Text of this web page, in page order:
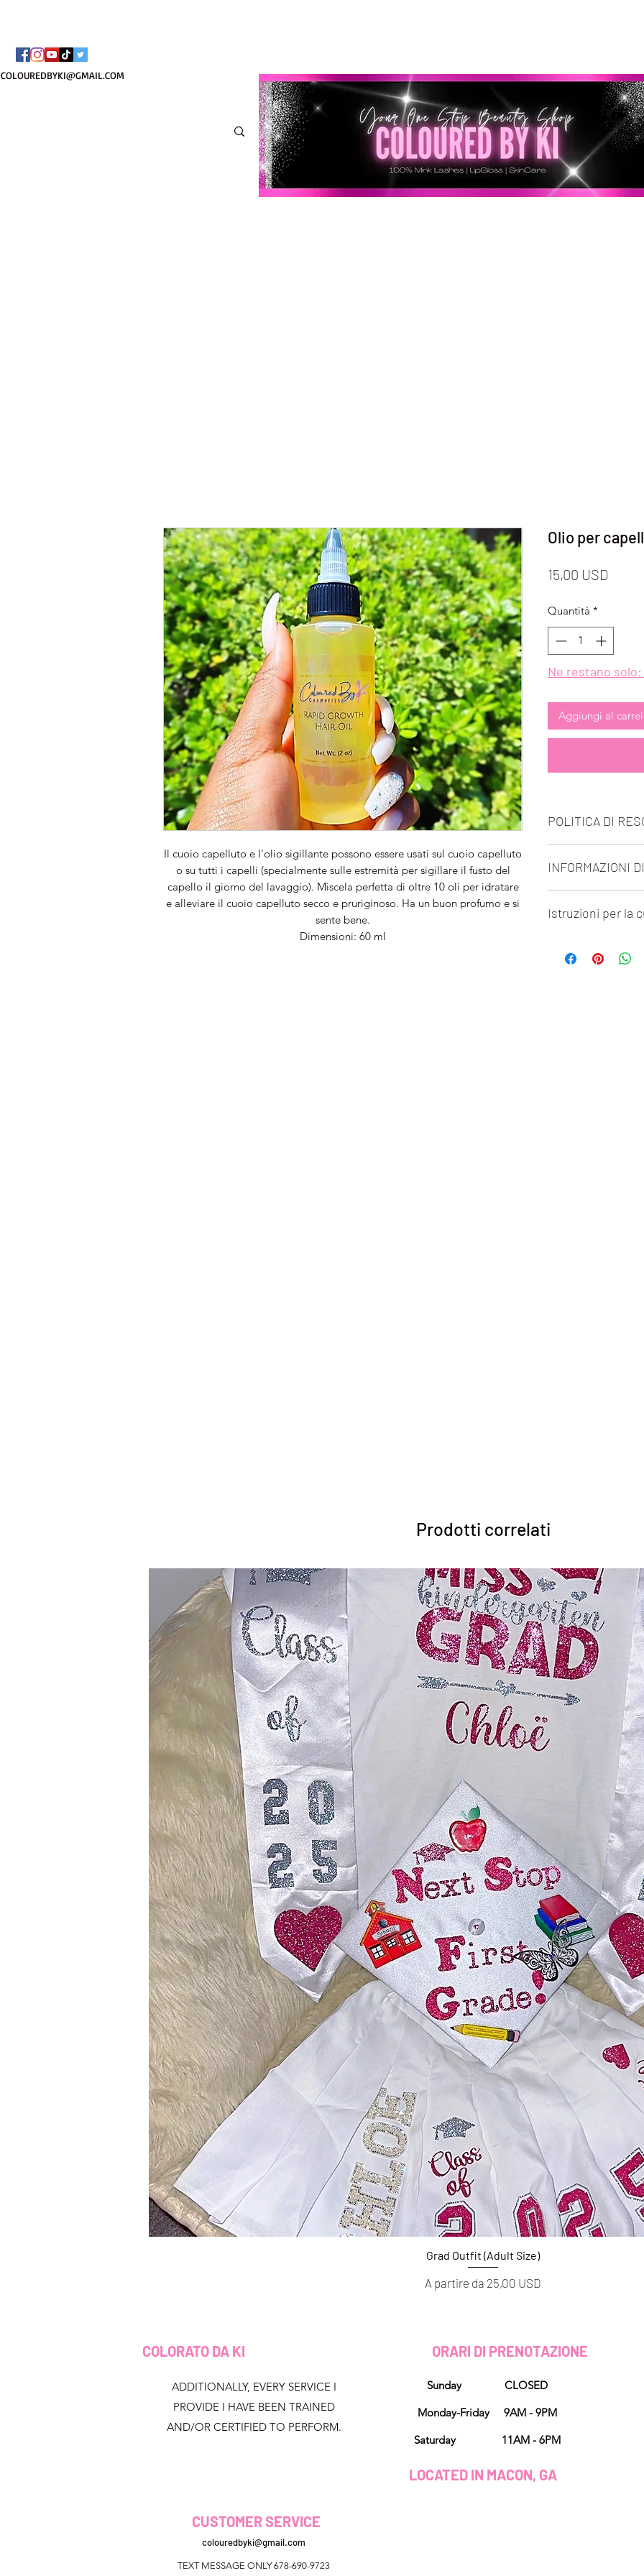
COLOUREDBYKI@GMAIL.COM
Il cuoio capelluto e l'olio sigillante possono essere usati sul cuoio capelluto
o su tutti i capelli (specialmente sulle estremità per sigillare il fusto del
capello il giorno del lavaggio). Miscela perfetta di oltre 10 oli per idratare
e alleviare il cuoio capelluto secco e pruriginoso. Ha un buon profumo e si
sente bene.
Dimensioni: 60 ml
Olio per
15,00 USD
Quantità *
Ne restano solo:
Aggiungi al
POLITICA DI
cambio di prodotti
INFORMAZIONI
consentire 3-5
volta ricevuto il
Istruzioni per la
dita due volte al
Prodotti correlati
Vista rapida
Grad Outfit (Adult Size)
A partire da 25,00 USD
Prezzo scontato
COLORATO DA KI
ADDITIONALLY, EVERY SERVICE I
PROVIDE I HAVE BEEN TRAINED
AND/OR CERTIFIED TO PERFORM.
ORARI DI PRENOTAZIONE
Sunday CLOSED
Monday-Friday 9AM - 9PM
Saturday 11AM - 6PM
LOCATED IN MACON, GA
CUSTOMER SERVICE
colouredbyki@gmail.com
TEXT MESSAGE ONLY 678-690-9723